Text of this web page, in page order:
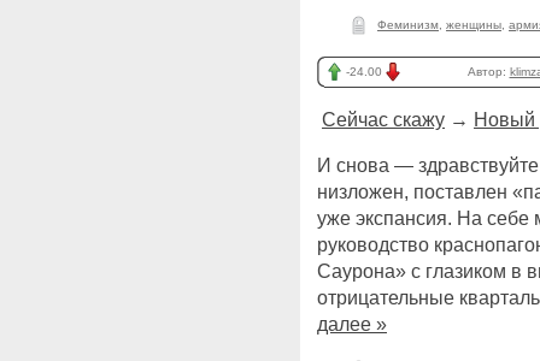
Феминизм женщины
-24.00 Автор:
Сейчас скажу → Новый
И снова —
низложен, поставлен
уже экспансия. На себе
руководство
Саурона» с глазиком в
отрицательные
далее »